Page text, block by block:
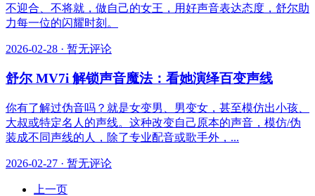
不迎合、不将就，做自己的女王，用好声音表达态度，舒尔助
力每一位的闪耀时刻。
2026-02-28 · 暂无评论
舒尔 MV7i 解锁声音魔法：看她演绎百变声线
你有了解过伪音吗？就是女变男、男变女，甚至模仿出小孩、
大叔或特定名人的声线。这种改变自己原本的声音，模仿/伪
装成不同声线的人，除了专业配音或歌手外，...
2026-02-27 · 暂无评论
上一页